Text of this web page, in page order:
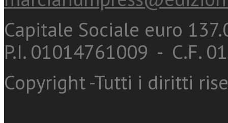
Capitale Sociale euro
P.I. 01014761009 - C.F.
Copyright -Tutti i diritti